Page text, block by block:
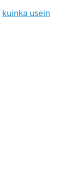
kuinka usein